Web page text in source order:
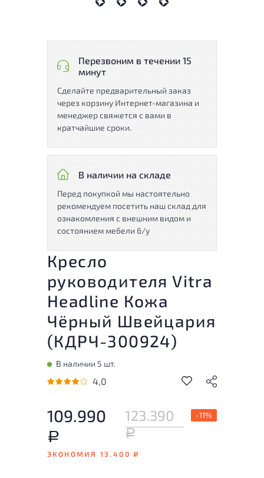
Перезвоним в течении 15
минут
Сделайте предварительный заказ
через корзину Интернет-магазина и
менеджер свяжется с вами в
кратчайшие сроки.
В наличии на складе
Перед покупкой мы настоятельно
рекомендуем посетить наш склад для
ознакомления с внешним видом и
состоянием мебели б/у
Кресло
руководителя Vitra
Headline Кожа
Чёрный Швейцария
(КДРЧ-300924)
В наличии 5 шт.
4,0
109.990
Р
123.390
Р
-11%
ЭКОНОМИЯ 13.400Р